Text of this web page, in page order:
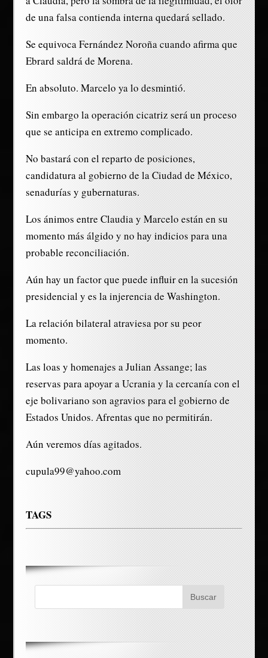
de una falsa contienda interna quedará sellado.
Se equivoca Fernández Noroña cuando afirma que
Ebrard saldrá de Morena.
En absoluto. Marcelo ya lo desmintió.
Sin embargo la operación cicatriz será un proceso
que se anticipa en extremo complicado.
No bastará con el reparto de posiciones,
candidatura al gobierno de la Ciudad de México,
senadurías y gubernaturas.
Los ánimos entre Claudia y Marcelo están en su
momento más álgido y no hay indicios para una
probable reconciliación.
Aún hay un factor que puede influir en la sucesión
presidencial y es la injerencia de Washington.
La relación bilateral atraviesa por su peor
momento.
Las loas y homenajes a Julian Assange; las
reservas para apoyar a Ucrania y la cercanía con el
eje bolivariano son agravios para el gobierno de
Estados Unidos. Afrentas que no permitirán.
Aún veremos días agitados.
cupula99@yahoo.com
TAGS